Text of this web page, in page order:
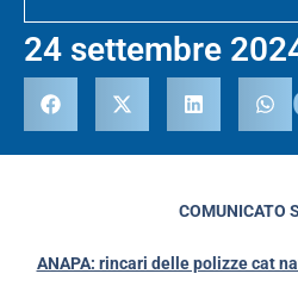
24 settembre
COMUNICATO
ANAPA: rincari delle polizze cat